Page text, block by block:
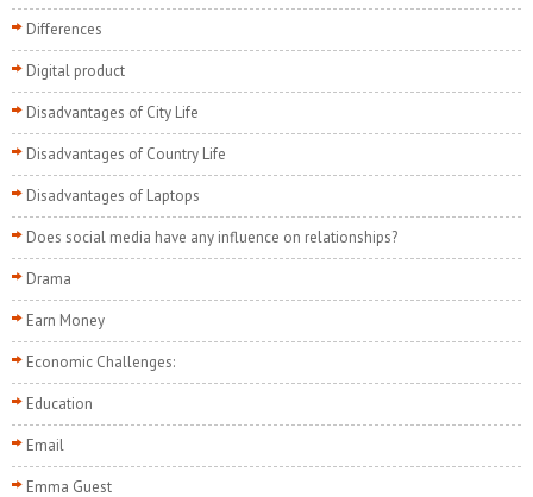
Differences
Digital product
Disadvantages of City Life
Disadvantages of Country Life
Disadvantages of Laptops
Does social media have any influence on relationships?
Drama
Earn Money
Economic Challenges:
Education
Email
Emma Guest